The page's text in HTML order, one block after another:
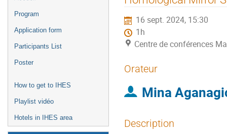
l'événement
Program
Application form
Participants List
Poster
How to get to IHES
Playlist vidéo
Hotels in IHES area
16 sept. 2024, 15:30
1h
Centre de conférences
Orateur
Mina
Description